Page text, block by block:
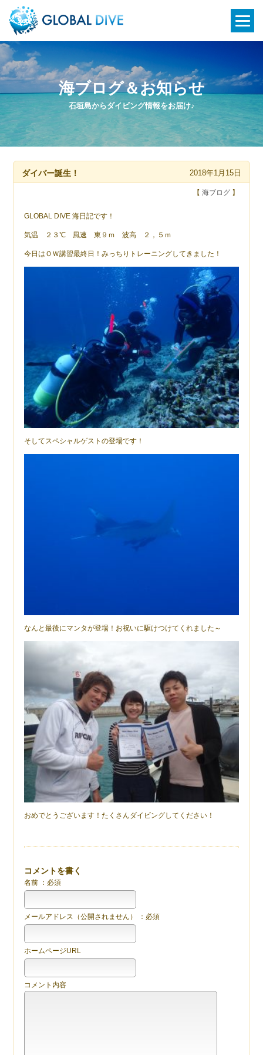
石垣島からダイビング情報をお届け♪
海ブログ＆お知らせ
ダイバー誕生！ 2018年1月15日
【 海ブログ】
GLOBAL DIVE 海日記です！
気温 ２３℃ 風速 東９ｍ 波高 ２，５ｍ
今日はＯＷ講習最終日！みっちりトレーニングしてきました！
そしてスペシャルゲストの登場です！
なんと最後にマンタが登場！お祝いに駆けつけてくれました～
おめでとうございます！たくさんダイビングしてください！
コメントを書く
名前 ：必須
メールアドレス（公開されません） ：必須
ホームページURL
コメント内容